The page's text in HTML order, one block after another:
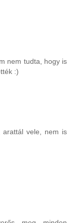
nem tudta, hogy is
:)
arattál vele, nem is